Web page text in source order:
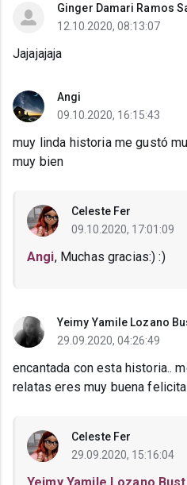
Ginger Damari Ramos
12.10.2020, 08:13:07
Jajajajaja
Angi
09.10.2020, 16:15:43
muy linda historia me gustó
muy bien
Celeste Fer
09.10.2020, 17:01:09
Angi, Muchas gracias:) :)
Yeimy Yamile Lozano
29.09.2020, 04:26:49
encantada con esta historia..
relatas eres muy buena
Celeste Fer
29.09.2020, 15:16:04